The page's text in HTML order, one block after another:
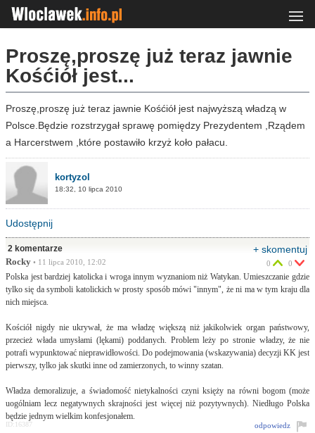
Proszę,proszę już teraz jawnie
Kośćiół jest...
Proszę,proszę już teraz jawnie Kośćiół jest najwyższą władzą w
Polsce.Będzie rozstrzygał sprawę pomiędzy Prezydentem ,Rządem
a Harcerstwem ,które postawiło krzyż koło pałacu.
kortyzol
18:32, 10 lipca 2010
Udostępnij
2 komentarze + skomentuj
Rocky • 11 lipca 2010, 12:02
Polska jest bardziej katolicka i wroga innym wyznaniom niż Watykan. Umieszczanie gdzie
tylko się da symboli katolickich w prosty sposób mówi "innym", że ni ma w tym kraju dla
nich miejsca.
Kościół nigdy nie ukrywał, że ma władzę większą niż jakikolwiek organ państwowy,
przecież włada umysłami (lękami) poddanych. Problem leży po stronie władzy, że nie
potrafi wypunktować nieprawidłowości. Do podejmowania (wskazywania) decyzji KK jest
pierwszy, tylko jak skutki inne od zamierzonych, to winny szatan.
Władza demoralizuje, a świadomość nietykalności czyni księży na równi bogom (może
uogólniam lecz negatywnych skrajności jest więcej niż pozytywnych). Niedługo Polska
będzie jednym wielkim konfesjonałem.
0 0
odpowiedz
ID:16387